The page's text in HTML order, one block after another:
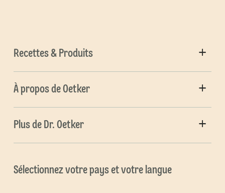
Recettes & Produits
À propos de Oetker
Plus de Dr. Oetker
Sélectionnez votre pays et votre langue